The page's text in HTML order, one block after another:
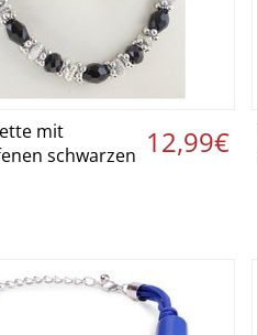
ansehen ›
mit
schwarzen 12,99€